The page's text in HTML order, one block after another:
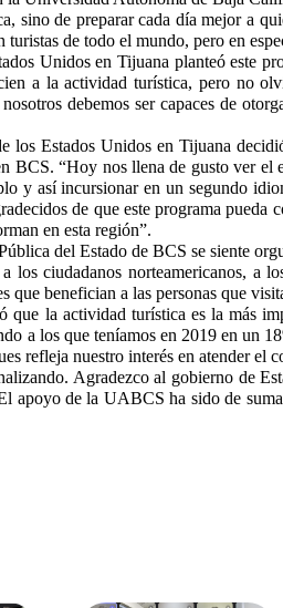
de preparar cada día mejor a
de todo el mundo, pero en
Unidos en Tijuana planteó este
a la actividad turística, pero no
debemos ser capaces de
Estados Unidos en Tijuana
“Hoy nos llena de gusto ver el
y así incursionar en un segundo
de que este programa pueda
en esta región”.
del Estado de BCS se siente
ciudadanos norteamericanos, a
que benefician a las personas que
la actividad turística es la más
a los que teníamos en 2019 en un
refleja nuestro interés en atender el
Agradezco al gobierno de
apoyo de la UABCS ha sido de